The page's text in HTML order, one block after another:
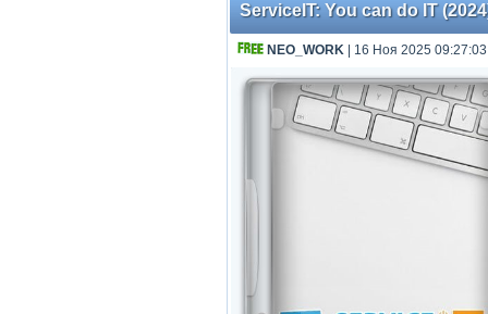
ServiceIT: You can do IT
NEO_WORK | 16 Ноя 2025 09:27:03